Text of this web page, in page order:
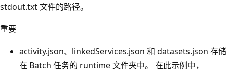
stdout.txt 文件的路径。
重要
activity.json、linkedServices.json 和 datasets.json 存储
在 Batch 任务的 runtime 文件夹中。 在此示例中，